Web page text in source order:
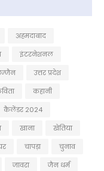
अहमदाबाद
इंटरनेशनल
उत्तर प्रदेश
कहानी
कैलेंडर 2024
खाना
खेतिया
चापड़ा
चुनाव
जावरा
जैन धर्म